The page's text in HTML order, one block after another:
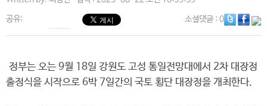
공유: 소셜댓글: 0
정부는 오는 9월 18일 강원도 고성 통일전망대에서 2차 대장정
출정식을 시작으로 6박 7일간의 국토 횡단 대장정을 개최한다.